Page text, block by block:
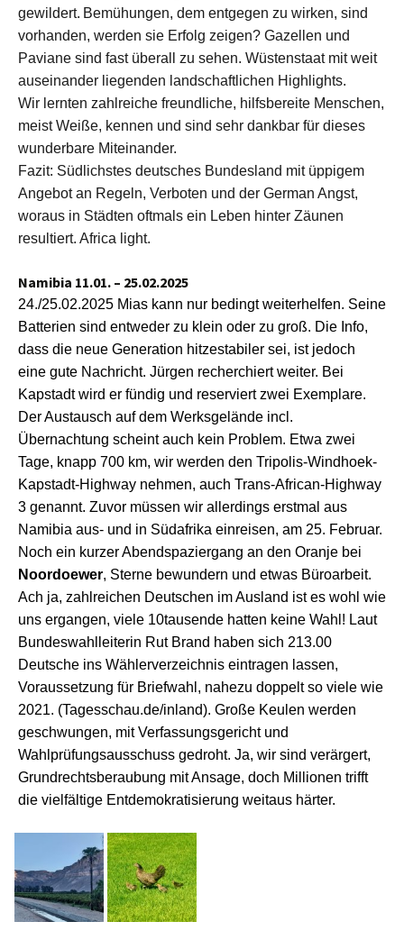
gewildert. Bemühungen, dem entgegen zu wirken, sind
vorhanden, werden sie Erfolg zeigen? Gazellen und
Paviane sind fast überall zu sehen. Wüstenstaat mit weit
auseinander liegenden landschaftlichen Highlights.
Wir lernten zahlreiche freundliche, hilfsbereite Menschen,
meist Weiße, kennen und sind sehr dankbar für dieses
wunderbare Miteinander.
Fazit: Südlichstes deutsches Bundesland mit üppigem
Angebot an Regeln, Verboten und der German Angst,
woraus in Städten oftmals ein Leben hinter Zäunen
resultiert. Africa light.
Namibia 11.01. – 25.02.2025
24./25.02.2025 Mias kann nur bedingt weiterhelfen. Seine
Batterien sind entweder zu klein oder zu groß. Die Info,
dass die neue Generation hitzestabiler sei, ist jedoch
eine gute Nachricht. Jürgen recherchiert weiter. Bei
Kapstadt wird er fündig und reserviert zwei Exemplare.
Der Austausch auf dem Werksgelände incl.
Übernachtung scheintauch kein Problem. Etwa zwei
Tage, knapp 700 km, wir werden den Tripolis-Windhoek-
Kapstadt-Highway nehmen, auch Trans-African-Highway
3 genannt. Zuvor müssen wir allerdings erstmal aus
Namibia aus- und in Südafrika einreisen, am 25. Februar.
Noch ein kurzer Abendspaziergang an den Oranje bei
Noordoewer, Sterne bewundern und etwas Büroarbeit.
Ach ja, zahlreichen Deutschen im Ausland istes wohl wie
uns ergangen, viele 10tausende hatten keine Wahl! Laut
Bundeswahlleiterin Rut Brand haben sich 213.00
Deutsche ins Wählerverzeichnis eintragen lassen,
Voraussetzung für Briefwahl, nahezu doppelt so viele wie
2021. (Tagesschau.de/inland). Große Keulen werden
geschwungen, mit Verfassungsgericht und
Wahlprüfungsausschuss gedroht. Ja, wir sind verärgert,
Grundrechtsberaubung mit Ansage, doch Millionen trifft
die vielfältige Entdemokratisierung weitaus härter.